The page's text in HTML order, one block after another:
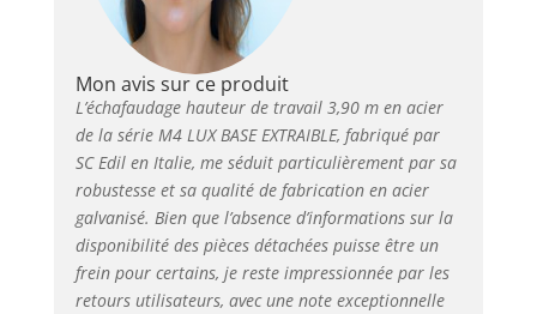
Mon avis sur ce produit
L’échafaudage hauteur de travail 3,90 m en acier
de la série M4 LUX BASE EXTRAIBLE, fabriqué par
SC Edil en Italie, me séduit particulièrement par sa
robustesse et sa qualité de fabrication en acier
galvanisé. Bien que l’absence d’informations sur la
disponibilité des pièces détachées puisse être un
frein pour certains, je reste impressionnée par les
retours utilisateurs, avec une note exceptionnelle